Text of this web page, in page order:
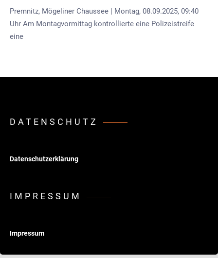
Premnitz, Mögeliner Chaussee | Montag, 08.09.2025, 09:40
Uhr Am Montagvormittag kontrollierte eine Polizeistreife
eine
DATENSCHUTZ
Datenschutzerklärung
IMPRESSUM
Impressum